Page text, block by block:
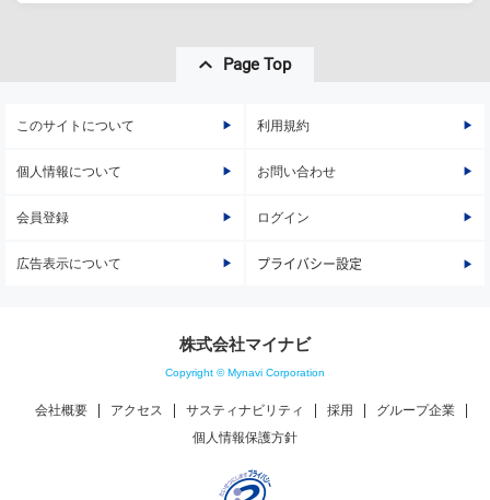
Page Top
このサイトについて 利用規約
個人情報について お問い合わせ
会員登録 ログイン
広告表示について プライバシー設定
株式会社マイナビ
Copyright © Mynavi Corporation
会社概要 アクセス サスティナビリティ 採用
グループ企業
個人情報保護方針